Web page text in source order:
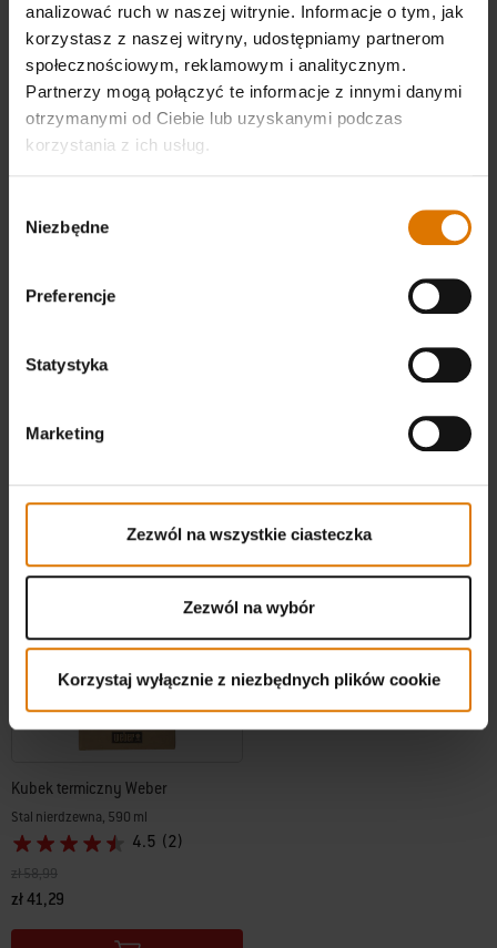
analizować ruch w naszej witrynie. Informacje o tym, jak
korzystasz z naszej witryny, udostępniamy partnerom
społecznościowym, reklamowym i analitycznym.
Partnerzy mogą połączyć te informacje z innymi danymi
otrzymanymi od Ciebie lub uzyskanymi podczas
korzystania z ich usług.
zgody
Niezbędne
Preferencje
Statystyka
Marketing
Zezwól na wszystkie ciasteczka
Zezwól na wybór
Korzystaj wyłącznie z niezbędnych plików cookie
-30%
naszywką
Cena obniżona z
zł 68,99na
Color Options
-30%
Czapka z czarnym kociołkiem z
Kubek termiczny Weber
Stal nierdzewna, 590 ml
4.5 (2)
Cena obniżona z
zł 58,99na
zł 41,29
Color Options